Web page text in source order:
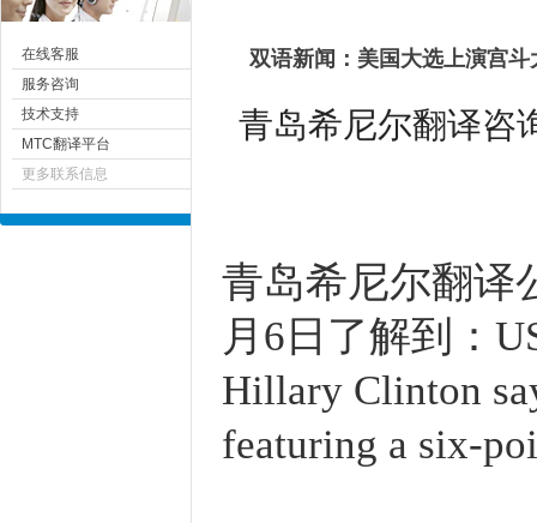
在线客服
服务咨询
技术支持
MTC翻译平台
更多联系信息
双语新闻：美国大选上演宫
青岛希尼尔翻译咨
青岛希尼尔翻译
月6日了解到
：
Hillary Clinton
featuring a six-